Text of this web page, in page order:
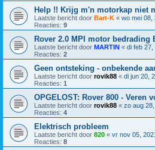
Help !! Krijg m'n motorkap niet
Laatste bericht door Bart-K « wo mei 08,
Reacties: 9
Rover 2.0 MPI motor bedrading
Laatste bericht door MARTIN « di feb 27,
Reacties: 2
Geen ontsteking - onbekende
Laatste bericht door rovik88 « di jun 20,
Reacties: 1
OPGELOST: Rover 800 - Veren
Laatste bericht door rovik88 « zo aug
Reacties: 4
Elektrisch probleem
Laatste bericht door 820 « vr nov 05,
Reacties: 8